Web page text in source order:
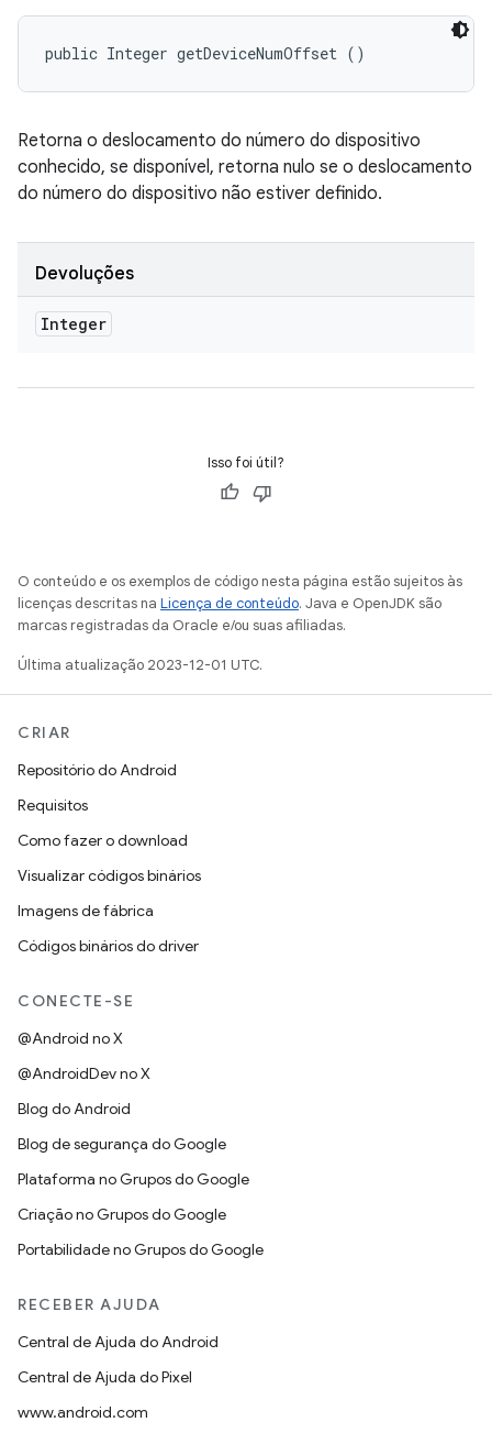
public Integer getDeviceNumOffset ()
Retorna o deslocamento do número do dispositivo
conhecido, se disponível, retorna nulo se o deslocamento
do número do dispositivo não estiver definido.
Devoluções
Integer
Isso foi útil?
O conteúdo e os exemplos de código nesta página estão sujeitos às
licenças descritas na Licença de conteúdo. Java e OpenJDK são
marcas registradas da Oracle e/ou suas afiliadas.
Última atualização 2023-12-01 UTC.
CRIAR
Repositório do Android
Requisitos
Como fazer o download
Visualizar códigos binários
Imagens de fábrica
Códigos binários do driver
CONECTE-SE
@Android no X
@AndroidDev no X
Blog do Android
Blog de segurança do Google
Plataforma no Grupos do Google
Criação no Grupos do Google
Portabilidade no Grupos do Google
RECEBER AJUDA
Central de Ajuda do Android
Central de Ajuda do Pixel
www.android.com